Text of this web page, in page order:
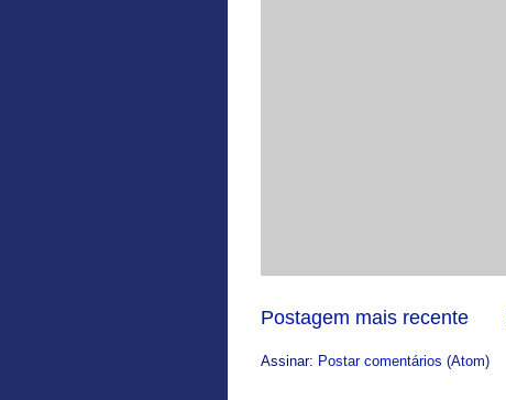
Postagem mais recente
Assinar: Postar comentários (Atom)